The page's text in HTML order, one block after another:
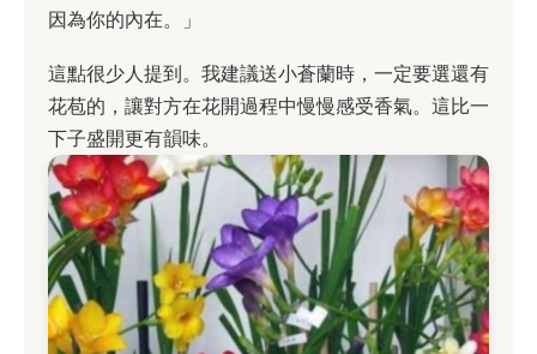
因為你的內在。」
這點很少人提到。我建議送小蒼蘭時，一定要選還有
花苞的，讓對方在花開過程中慢慢感受香氣。這比一
下子盛開更有韻味。